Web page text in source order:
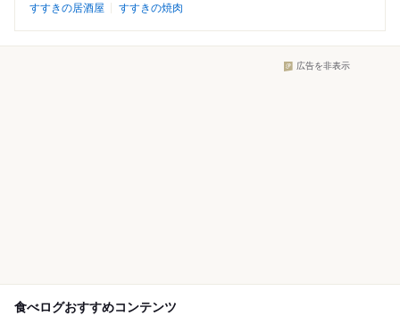
すすきの居酒屋
すすきの焼肉
広告を非表示
食べログおすすめコンテンツ